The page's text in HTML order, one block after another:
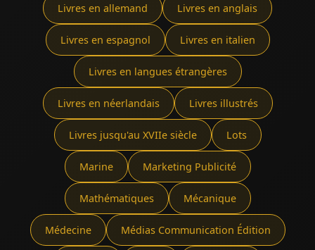
Livres en allemand Livres en anglais
Livres en espagnol Livres en italien
Livres en langues étrangères
Livres en néerlandais Livres illustrés
Livres jusqu'au XVIIe siècle Lots
Marine Marketing Publicité
Mathématiques Mécanique
Médecine Médias Communication Édition